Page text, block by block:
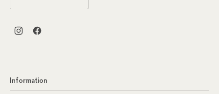
New Window
New Window
Information